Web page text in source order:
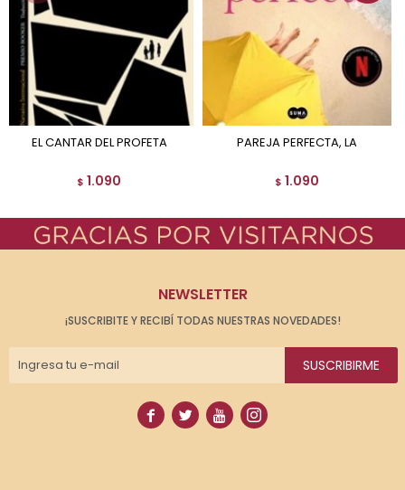
EL CANTAR DEL PROFETA
$ 1.090
PAREJA PERFECTA, LA
$ 1.090
NEWSLETTER
¡SUSCRIBITE Y RECIBÍ TODAS NUESTRAS NOVEDADES!
SUSCRIBIRME
   